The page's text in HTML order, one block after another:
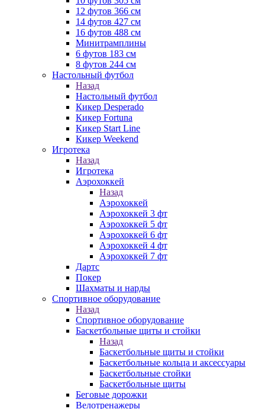
12 футов 366 см
14 футов 427 см
16 футов 488 см
Минитрамплины
6 футов 183 см
8 футов 244 см
Настольный футбол
Назад
Настольный футбол
Кикер Desperado
Кикер Fortuna
Кикер Start Line
Кикер Weekend
Игротека
Назад
Игротека
Аэрохоккей
Назад
Аэрохоккей
Аэрохоккей 3 фт
Аэрохоккей 5 фт
Аэрохоккей 6 фт
Аэрохоккей 4 фт
Аэрохоккей 7 фт
Дартс
Покер
Шахматы и нарды
Спортивное оборудование
Назад
Спортивное оборудование
Баскетбольные щиты и стойки
Назад
Баскетбольные щиты и стойки
Баскетбольные кольца и аксессуары
Баскетбольные стойки
Баскетбольные щиты
Беговые дорожки
Велотренажеры